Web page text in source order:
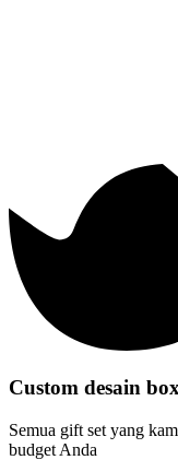
Custom desain
Semua gift set yang
budget Anda